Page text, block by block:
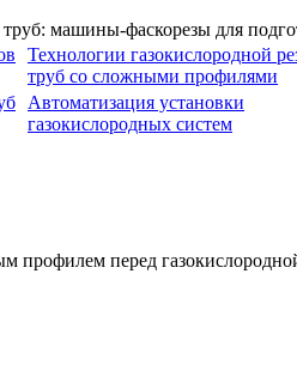
Технологии газокислородной
труб со сложными профилями
Автоматизация установки
газокислородных систем
профилем перед